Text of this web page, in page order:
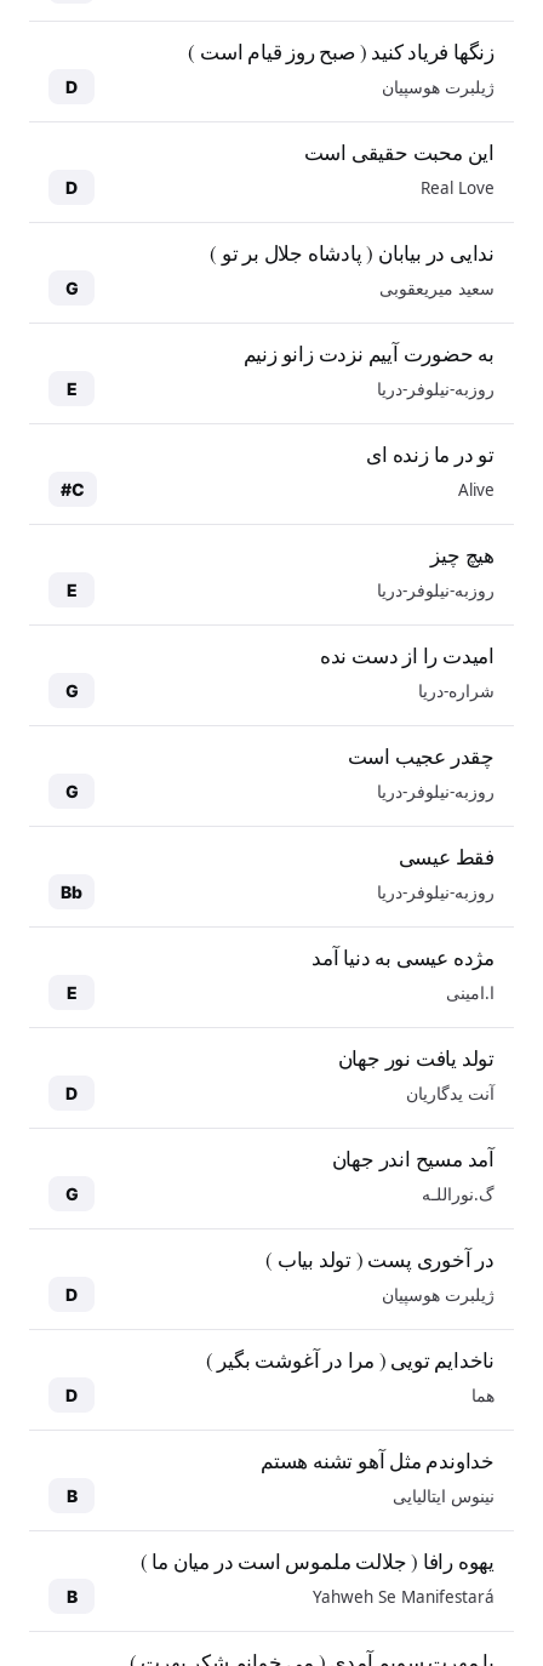
زنگها فریاد کنید ( صبح روز قیام است )
ژیلبرت هوسپیان D
این محبت حقیقی است
Real Love
D
ندایی در بیابان ( پادشاه جلال بر تو )
سعید میریعقوبی G
به حضورت آییم نزدت زانو زنیم
روزبه-نیلوفر-دریا E
تو در ما زنده ای
Alive
C#
هیچ چیز
روزبه-نیلوفر-دریا E
امیدت را از دست نده
شراره-دریا G
چقدر عجیب است
روزبه-نیلوفر-دریا G
فقط عیسی
روزبه-نیلوفر-دریا Bb
مژده عیسی به دنیا آمد
ا.امینی E
تولد یافت نور جهان
آنت یدگاریان D
آمد مسیح اندر جهان
گ.نوراللـه G
در آخوری پست ( تولد بیاب )
ژیلبرت هوسپیان D
ناخدایم تویی ( مرا در آغوشت بگیر )
هما D
خداوندم مثل آهو تشنه هستم
نینوس ایتالیایی B
یهوه رافا ( جلالت ملموس است در میان ما )
Yahweh Se Manifestará
B